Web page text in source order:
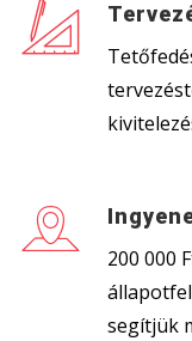
200 000
segítjük